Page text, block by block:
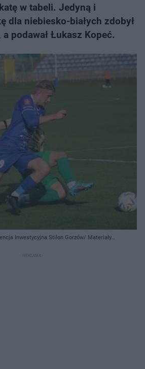
w tabeli. Jedyną i
dla niebiesko-białych zdobył
podawał Łukasz Kopeć.
Inwestycyjna Stilon Gorzów/ Materiały